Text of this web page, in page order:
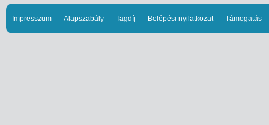
Impresszum Alapszabály Tagdíj Belépési nyilatkozat Támogatás